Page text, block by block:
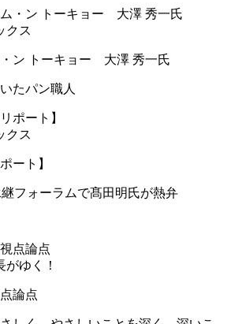
クス
・ン トーキョー 大澤 秀一氏
たパン職人
クス
ート】
フォーラムで髙田明氏が熱弁
がゆく！
論点